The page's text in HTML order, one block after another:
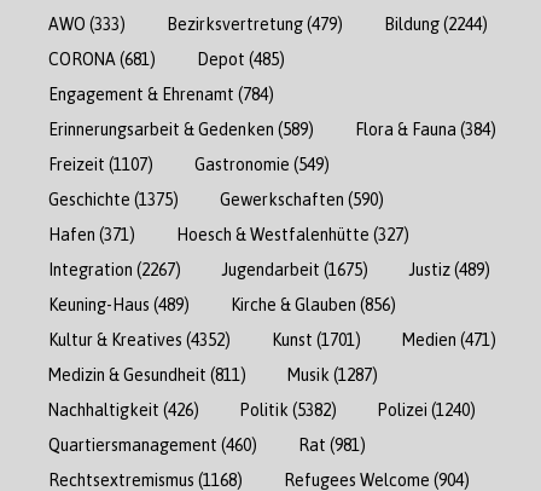
AWO (333) Bezirksvertretung(479) Bildung(2244)
CORONA (681) Depot (485)
Engagement & Ehrenamt (784)
Erinnerungsarbeit & Gedenken (589) Flora & Fauna (384)
Freizeit (1107) Gastronomie (549)
Geschichte (1375) Gewerkschaften (590)
Hafen (371) Hoesch & Westfalenhütte (327)
Integration (2267) Jugendarbeit (1675) Justiz(489)
Keuning-Haus (489) Kirche & Glauben (856)
Kultur & Kreatives (4352) Kunst (1701) Medien (471)
Medizin & Gesundheit (811) Musik (1287)
Nachhaltigkeit (426) Politik (5382) Polizei (1240)
Quartiersmanagement (460) Rat (981)
Rechtsextremismus (1168) Refugees Welcome (904)